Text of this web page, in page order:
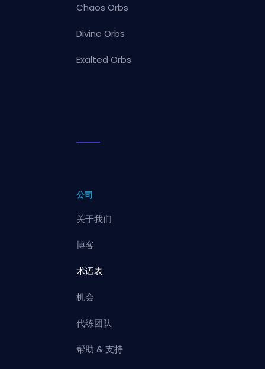
Chaos Orbs
Divine Orbs
Exalted Orbs
公司
关于我们
博客
术语表
机会
代练团队
帮助 & 支持